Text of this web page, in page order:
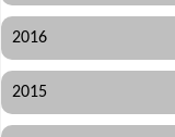
2016
2015